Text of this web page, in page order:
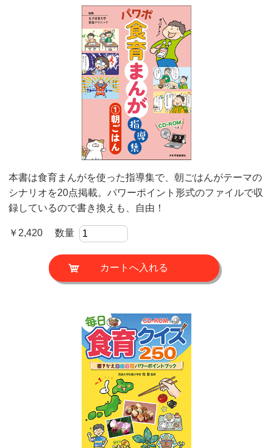
本書は食育まんがを使った指導集で、朝ごはんがテーマの
シナリオを20点掲載。パワーポイント形式のファイルで収
録しているので書き換えも、自由！
￥2,420 数量